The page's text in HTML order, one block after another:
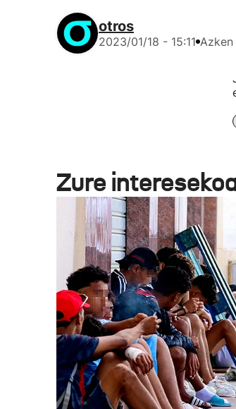
otros
2023/01/18 - 15:11 Azken
Zure